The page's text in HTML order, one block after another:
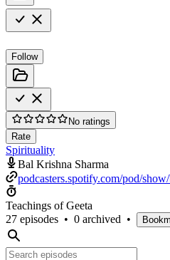
Follow
No ratings
Rate
Spirituality
Bal Krishna Sharma
podcasters.spotify.com/pod/
Teachings of Geeta
27 episodes • 0 archived •